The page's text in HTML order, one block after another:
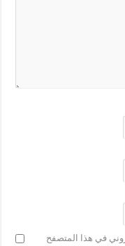
في هذا المتصفح